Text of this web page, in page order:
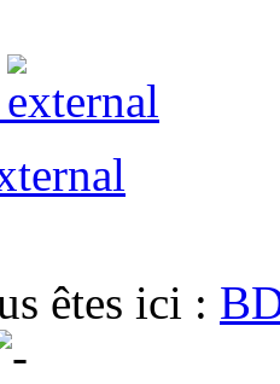
êtes ici :